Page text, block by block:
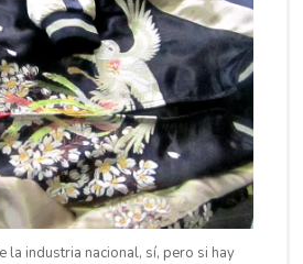
la industria nacional, sí, pero si hay